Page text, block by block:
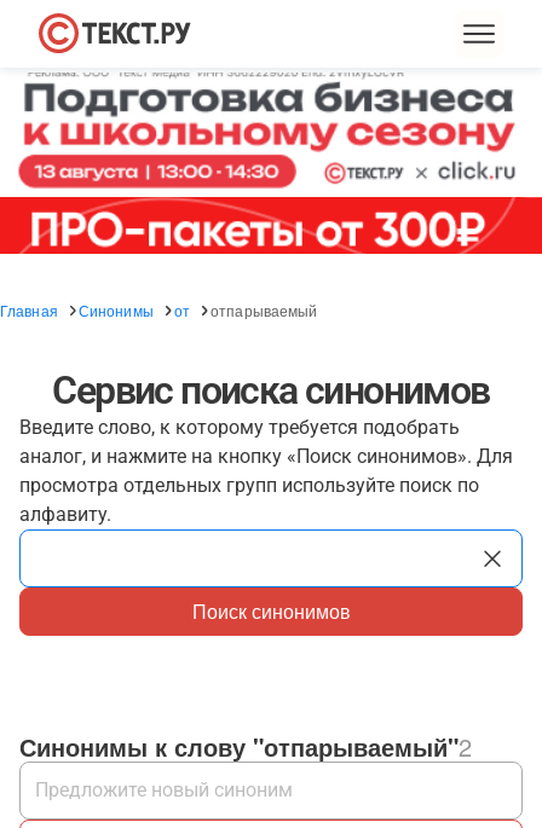
Главная Синонимы от отпарываемый
Сервис поиска синонимов
Введите слово, к которому требуется подобрать
аналог, и нажмите на кнопку «Поиск синонимов». Для
просмотра отдельных групп используйте поиск по
алфавиту.
Поиск синонимов
Синонимы к слову "отпарываемый"2